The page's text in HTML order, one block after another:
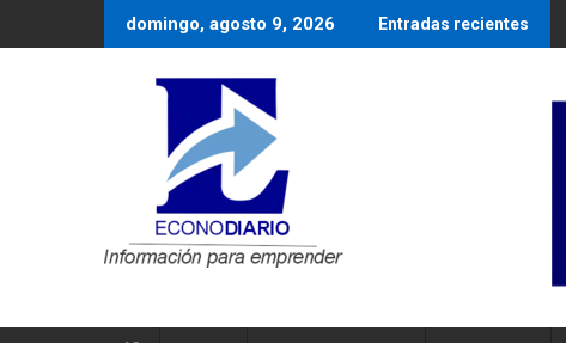
al
domingo, agosto 9, 2026 Entradas recientes